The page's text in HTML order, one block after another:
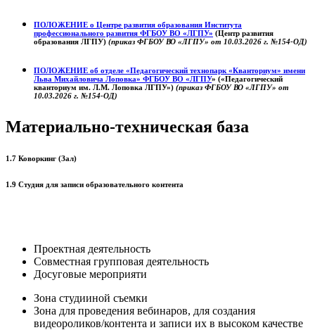
ПОЛОЖЕНИЕ о Центре развития образования Института
профессионального развития ФГБОУ ВО «ЛГПУ» (Центр развития
образования ЛГПУ) (приказ ФГБОУ ВО «ЛГПУ» от 10.03.2026 г. №154-ОД)
ПОЛОЖЕНИЕ об отделе «Педагогический технопарк «Кванториум» имени
Льва Михайловича Лоповка» ФГБОУ ВО «ЛГПУ» («Педагогический
кванториум им. Л.М. Лоповка ЛГПУ») (приказ ФГБОУ ВО «ЛГПУ» от
10.03.2026 г. №154-ОД)
Материально-техническая база
1.7 Коворкинг (Зал)
1.9 Студия для записи образовательного контента
Проектная деятельность
Совместная групповая деятельность
Досуговые мероприяти
Зона студииной съемки
Зона для проведения вебинаров, для создания
видеороликов/контента и записи их в высоком качестве